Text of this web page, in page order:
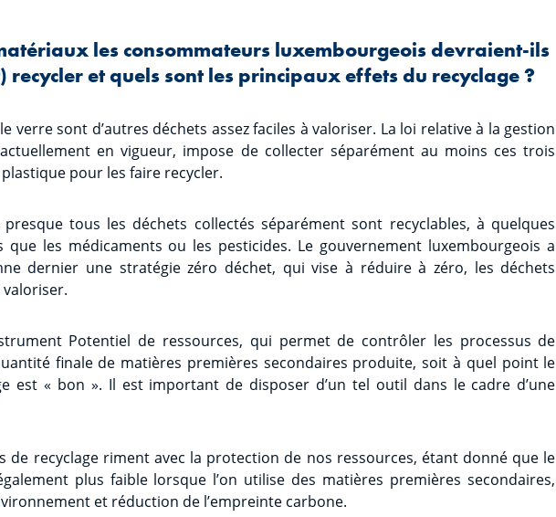
les consommateurs luxembourgeois devraient-ils
et quels sont les principaux effets du recyclage ?
verre sont d’autres déchets assez faciles à valoriser. La loi relative à la gestion
en vigueur, impose de collecter séparément au moins ces trois
pour les faire recycler.
tous les déchets collectés séparément sont recyclables, à quelques
que les médicaments ou les pesticides. Le gouvernement luxembourgeois a
dernier une stratégie zéro déchet, qui vise à réduire à zéro, les déchets
Potentiel de ressources, qui permet de contrôler les processus de
finale de matières premières secondaires produite, soit à quel point le
est « bon ». Il est important de disposer d’un tel outil dans le cadre d’une
de recyclage riment avec la protection de nos ressources, étant donné que le
plus faible lorsque l’on utilise des matières premières secondaires,
et réduction de l’empreinte carbone.